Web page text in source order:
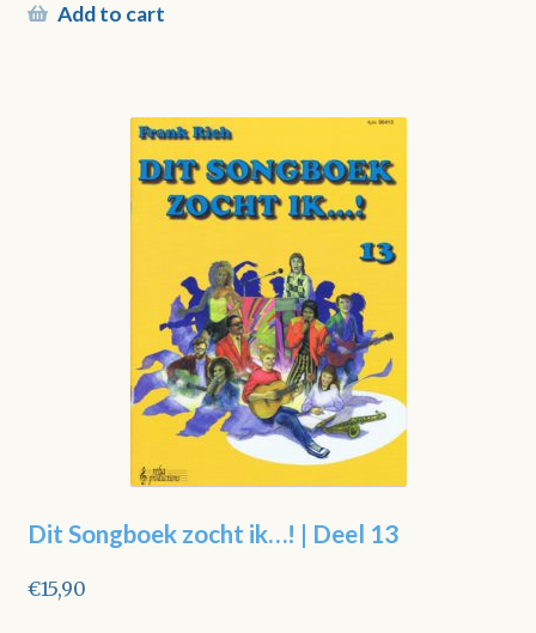
Add to cart
Dit Songboek zocht ik…! | Deel 13
€15,90